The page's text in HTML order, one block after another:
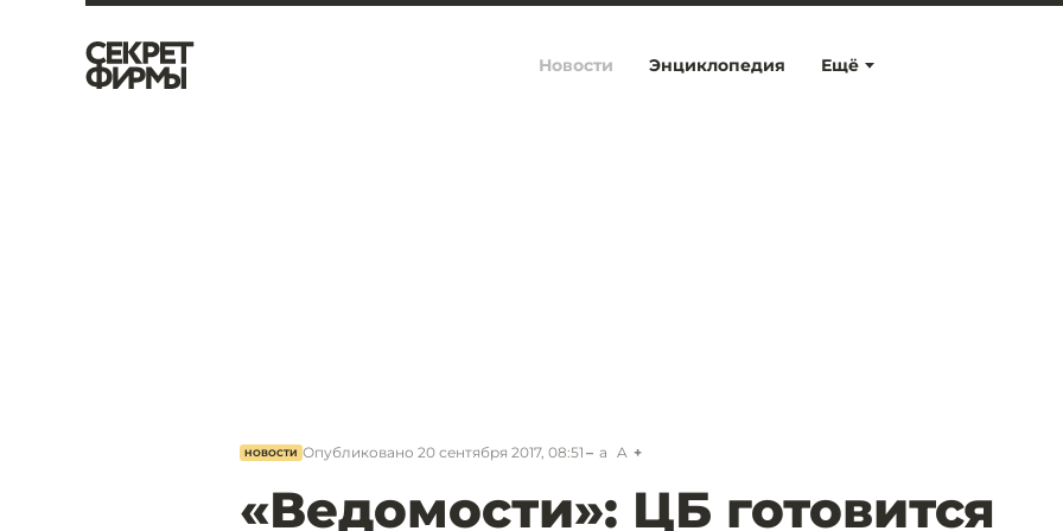
Ещё
Новости Энциклопедия
НОВОСТИ Опубликовано 20 сентября 2017, 08:51 a A
«Ведомости»: ЦБ готовится